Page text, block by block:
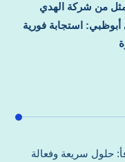
من شركة الهدي
أبوظبي: استجابة فورية
حلول سريعة وفعالة